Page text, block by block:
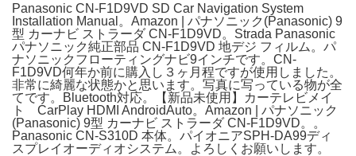
Panasonic CN-F1D9VD SD Car Navigation System
Installation Manual。Amazon | パナソニック(Panasonic) 9
型 カーナビ ストラーダ CN-F1D9VD。Strada Panasonic
パナソニック純正部品 CN-F1D9VD 地デジ フィルム。パ
ナソニックフローティングナビ9インチです。CN-
F1D9VD何年か前に購入し３ヶ月程ですが使用しました。
非常に綺麗な状態かと思います。写真に写っている物が全
てです。Bluetooth対応。【新品未使用】カーテレビメイ
ト CarPlay HDMI AndroidAuto。Amazon | パナソニック
(Panasonic) 9型 カーナビ ストラーダ CN-F1D9VD。。
Panasonic CN-S310D 本体。パイオニアSPH-DA99ディ
スプレイオーディオシステム。よろしくお願いします。